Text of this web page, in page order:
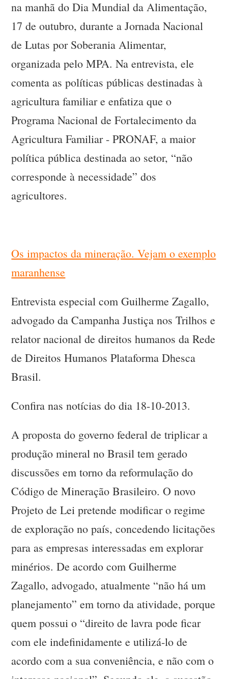
na manhã do Dia Mundial da Alimentação,
17 de outubro, durante a Jornada Nacional
de Lutas por Soberania Alimentar,
organizada pelo MPA. Na entrevista, ele
comenta as políticas públicas destinadas à
agricultura familiar e enfatiza que o
Programa Nacional de Fortalecimento da
Agricultura Familiar - PRONAF, a maior
política pública destinada ao setor, “não
corresponde à necessidade” dos
agricultores.
Os impactos da mineração. Vejam o exemplo
maranhense
Entrevista especial com Guilherme Zagallo,
advogado da Campanha Justiça nos Trilhos e
relator nacional de direitos humanos da Rede
de Direitos Humanos Plataforma Dhesca
Brasil.
Confira nas notícias do dia 18-10-2013.
A proposta do governo federal de triplicar a
produção mineral no Brasil tem gerado
discussões em torno da reformulação do
Código de Mineração Brasileiro. O novo
Projeto de Lei pretende modificar o regime
de exploração no país, concedendo licitações
para as empresas interessadas em explorar
minérios. De acordo com Guilherme
Zagallo, advogado, atualmente “não há um
planejamento” em torno da atividade, porque
quem possui o “direito de lavra pode ficar
com ele indefinidamente e utilizá-lo de
acordo com a sua conveniência, e não com o